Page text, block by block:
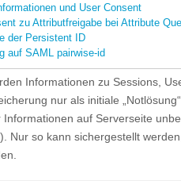
und User Consent
zu Attributfreigabe bei Attribute
der Persistent ID
auf SAML pairwise-id
Informationen zu Sessions,
nur als initiale
auf Serverseite
Nur so kann sichergestellt